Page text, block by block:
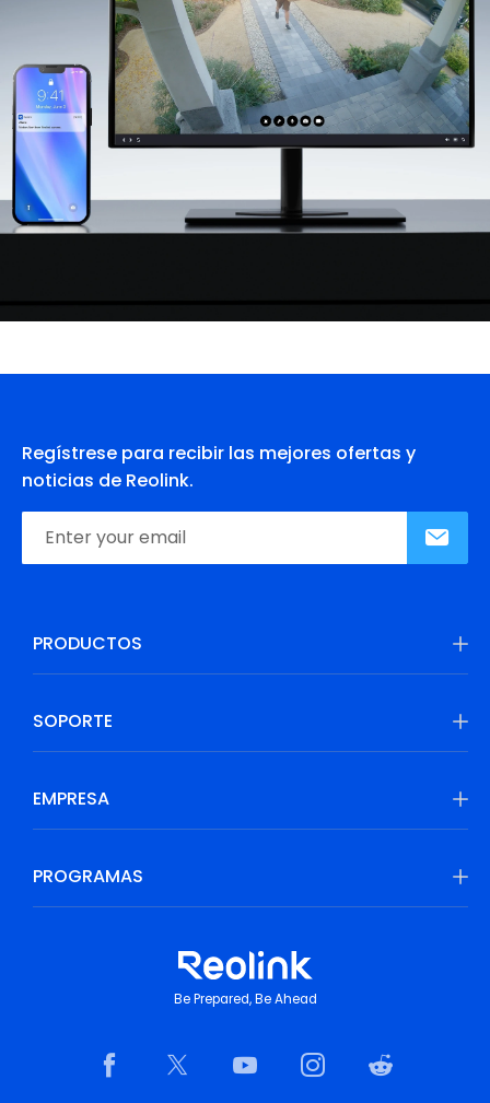
Regístrese para recibir las mejores ofertas y
noticias de Reolink.
PRODUCTOS
SOPORTE
EMPRESA
PROGRAMAS
Be Prepared, Be Ahead